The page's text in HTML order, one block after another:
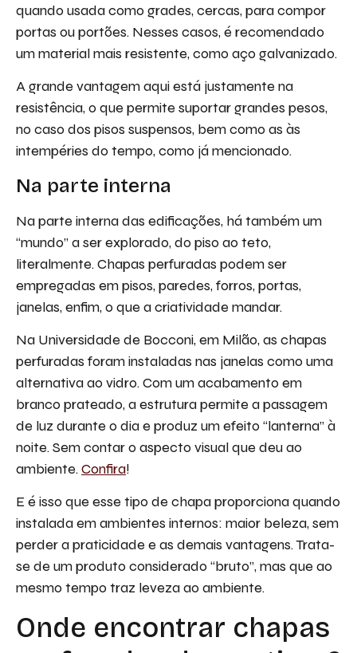
quando usada como grades, cercas, para compor
portas ou portões. Nesses casos, é recomendado
um material mais resistente, como aço galvanizado.
A grande vantagem aqui está justamente na
resistência, o que permite suportar grandes pesos,
no caso dos pisos suspensos, bem como as às
intempéries do tempo, como já mencionado.
Na parte interna
Na parte interna das edificações, há também um
“mundo” a ser explorado, do piso ao teto,
literalmente. Chapas perfuradas podem ser
empregadas em pisos, paredes, forros, portas,
janelas, enfim, o que a criatividade mandar.
Na Universidade de Bocconi, em Milão, as chapas
perfuradas foram instaladas nas janelas como uma
alternativa ao vidro. Com um acabamento em
branco prateado, a estrutura permite a passagem
de luz durante o dia e produz um efeito “lanterna” à
noite. Sem contar o aspecto visual que deu ao
ambiente.Confira!
E é isso que esse tipo de chapa proporciona quando
instalada em ambientes internos: maior beleza, sem
perder a praticidade e as demais vantagens. Trata-
se de um produto considerado “bruto”, mas que ao
mesmo tempo traz leveza ao ambiente.
Onde encontrar chapas